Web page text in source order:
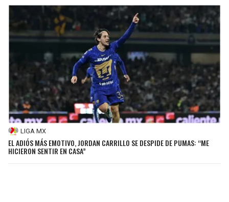
LIGA MX
EL ADIÓS MÁS EMOTIVO, JORDAN CARRILLO SE DESPIDE DE PUMAS: “ME
HICIERON SENTIR EN CASA”